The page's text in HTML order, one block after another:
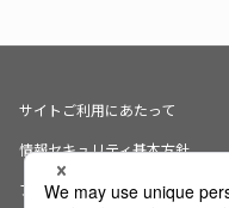
サイトご利用にあたって
情報セキュリティ基本方針
プライバシーポリシー